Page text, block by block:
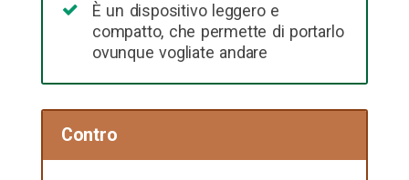
È un dispositivo leggero e
compatto, che permette di portarlo
ovunque vogliate andare
Contro